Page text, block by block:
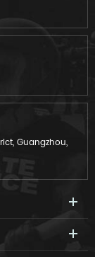
Guangzhou,